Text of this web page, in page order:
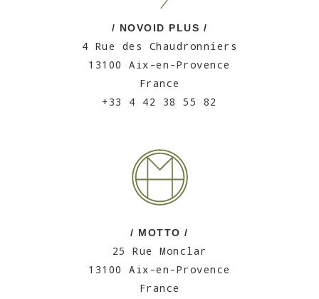
/ NOVOID PLUS /
4 Rue des Chaudronniers
13100 Aix-en-Provence
France
+33 4 42 38 55 82
/ MOTTO /
25 Rue Monclar
13100 Aix-en-Provence
France